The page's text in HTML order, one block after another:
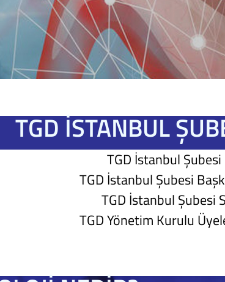
TGD İSTANBUL
TGD İstanbul
TGD İstanbul Şubesi
TGD İstanbul Şubesi
TGD Yönetim Kurulu